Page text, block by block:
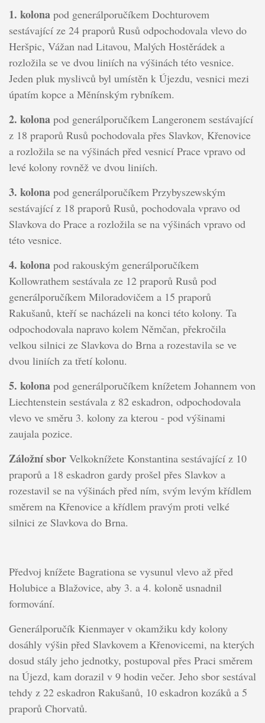
1. kolonapod generálporučíkem Dochturovem
sestávající ze 24 praporů Rusů odpochodovala vlevo do
Heršpic, Vážan nad Litavou, Malých Hostěrádek a
rozložila se ve dvou liniích na výšinách této vesnice.
Jeden pluk myslivců byl umístěn k Újezdu, vesnici mezi
úpatím kopce a Měnínským rybníkem.
2. kolonapod generálporučíkem Langeronem sestávající
z 18 praporů Rusů pochodovala přes Slavkov, Křenovice
a rozložila se na výšinách před vesnicí Prace vpravo od
levé kolony rovněž ve dvou liniích.
3. kolonapod generálporučíkem Przybyszewským
sestávající z 18 praporů Rusů, pochodovala vpravo od
Slavkova do Prace a rozložila se na výšinách vpravo od
této vesnice.
4. kolonapod rakouským generálporučíkem
Kollowrathem sestávala ze 12 praporů Rusů pod
generálporučíkem Miloradovičem a 15 praporů
Rakušanů, kteří se nacházeli na konci této kolony. Ta
odpochodovala napravo kolem Němčan, překročila
velkou silnici ze Slavkova do Brna a rozestavila se ve
dvou liniích za třetí kolonu.
5. kolona pod generálporučíkem knížetem Johannem von
Liechtenstein sestávala z 82 eskadron, odpochodovala
vlevo ve směru 3. kolony za kterou - pod výšinami
zaujala pozice.
Záložní sborVelkoknížete Konstantina sestávající z 10
praporů a 18 eskadron gardy prošel přes Slavkov a
rozestavil se na výšinách před ním, svým levým křídlem
směrem na Křenovice a křídlem pravým proti velké
silnici ze Slavkova do Brna.
Předvoj knížete Bagrationa se vysunul vlevo až před
Holubice a Blažovice, aby 3. a 4. koloně usnadnil
formování.
Generálporučík Kienmayer v okamžiku kdy kolony
dosáhly výšin před Slavkovem a Křenovicemi, na kterých
dosud stály jeho jednotky, postupoval přes Praci směrem
na Újezd, kam dorazil v 9 hodin večer. Jeho sbor sestával
tehdy z 22 eskadron Rakušanů, 10 eskadron kozáků a 5
praporů Chorvatů.